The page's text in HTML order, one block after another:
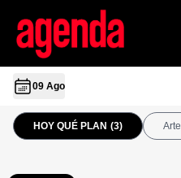
09 Ago
HOY QUÉ PLAN (3) Arte